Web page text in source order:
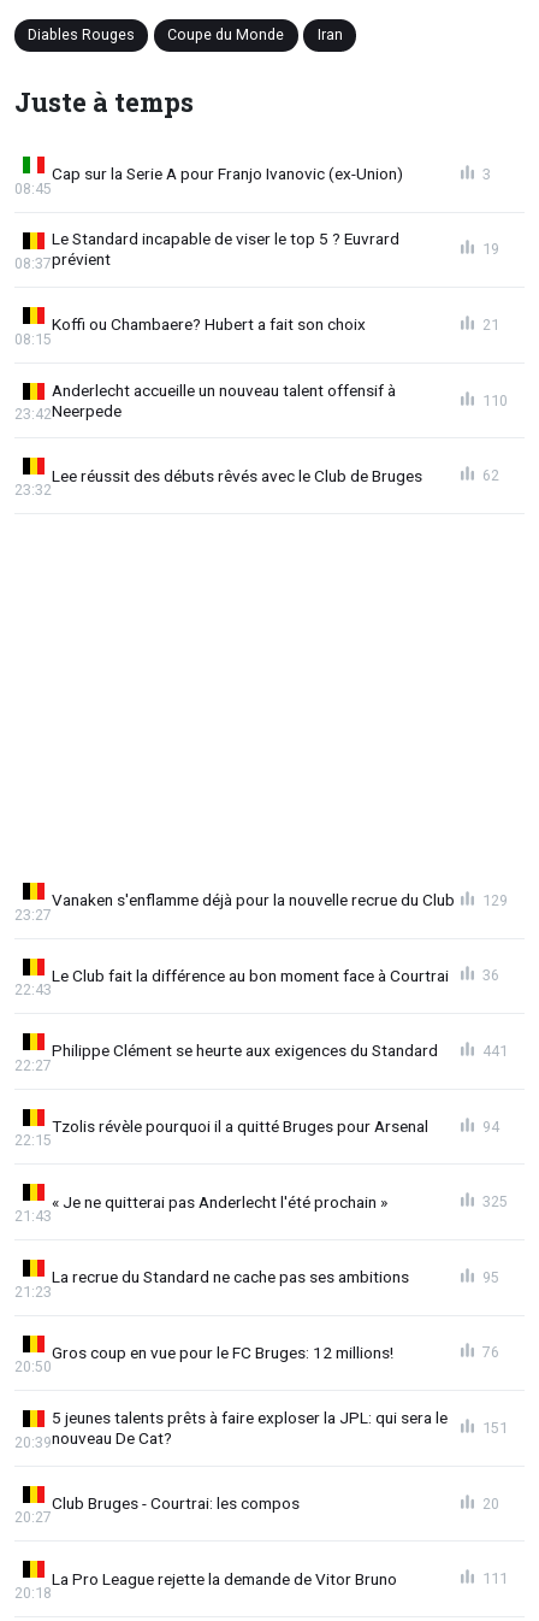
Diables Rouges Coupe du Monde Iran
Juste à temps
Cap sur la Serie A pour Franjo Ivanovic (ex-Union)
08:45
3
Le Standard incapable de viser le top 5 ? Euvrard
prévient
08:37
19
Koffi ou Chambaere? Hubert a fait son choix
08:15
21
Anderlecht accueille un nouveau talent offensif à
Neerpede
23:42
110
Lee réussit des débuts rêvés avec le Club de Bruges
23:32
62
Vanaken s'enflamme déjà pour la nouvelle recrue du Club
23:27
129
Le Club fait la différence au bon moment face à Courtrai
22:43
36
Philippe Clément se heurte aux exigences du Standard
22:27
441
Tzolis révèle pourquoi il a quitté Bruges pour Arsenal
22:15
94
« Je ne quitterai pas Anderlecht l'été prochain »
21:43
325
La recrue du Standard ne cache pas ses ambitions
21:23
95
Gros coup en vue pour le FC Bruges: 12 millions!
20:50
76
5 jeunes talents prêts à faire exploser la JPL: qui sera le
nouveau De Cat?
20:39
151
Club Bruges - Courtrai: les compos
20:27
20
La Pro League rejette la demande de Vitor Bruno
20:18
111